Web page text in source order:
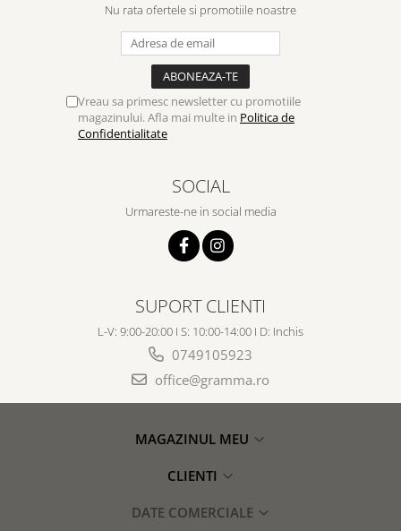
Nu rata ofertele si promotiile noastre
Vreau sa primesc newsletter cu promotiile
magazinului. Afla mai multe in Politica de
Confidentialitate
SOCIAL
Urmareste-ne in social media
SUPORT CLIENTI
L-V: 9:00-20:00 I S: 10:00-14:00 I D: Inchis
0749105923
office@gramma.ro
MAGAZINUL MEU
CLIENTI
DATE COMERCIALE